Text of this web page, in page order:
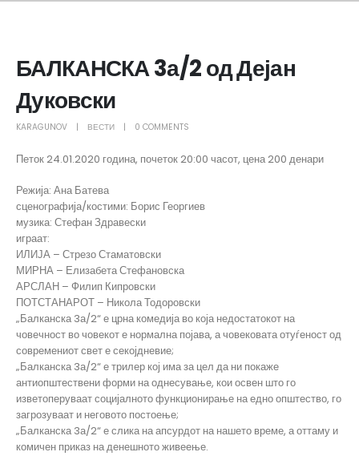
БАЛКАНСКА 3а/2 од Дејан
Дуковски
KARAGUNOV ВЕСТИ 0 COMMENTS
Петок 24.01.2020 година, почеток 20:00 часот, цена 200 денари
Режија: Ана Батева
сценографија/костими: Борис Георгиев
музика: Стефан Здравески
играат:
ИЛИЈА – Стрезо Стаматовски
МИРНА – Елизабета Стефановска
АРСЛАН – Филип Кипровски
ПОТСТАНАРОТ – Никола Тодоровски
„Балканска 3а/2“ е црна комедија во која недостатокот на
човечност во човекот е нормална појава, а човековата отуѓеност од
современиот свет е секојдневие;
„Балканска 3а/2“ е трилер кој има за цел да ни покаже
антиопштествени форми на однесување, кои освен што го
изветоперуваат социјалното функционирање на едно општество, го
загрозуваат и неговото постоење;
„Балканска 3а/2“ е слика на апсурдот на нашето време, а оттаму и
комичен приказ на денешното живеење.